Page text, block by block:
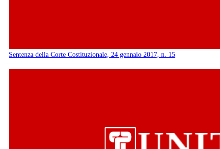
Sentenza della Corte Costituzionale, 24 gennaio 2017, n. 15